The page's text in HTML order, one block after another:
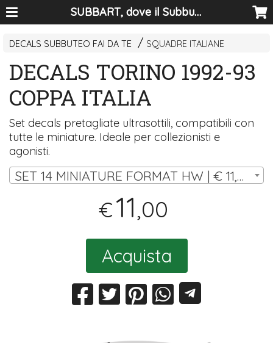
SUBBART, dove il Subbuteo diventa arte
DECALS SUBBUTEO FAI DA TE SQUADRE ITALIANE
DECALS TORINO 1992-93
COPPA ITALIA
Set decals pretagliate ultrasottili, compatibili con
tutte le miniature. Ideale per collezionisti e
agonisti.
SET 14 MINIATURE FORMAT HW | € 11,00
€11,00
Acquista